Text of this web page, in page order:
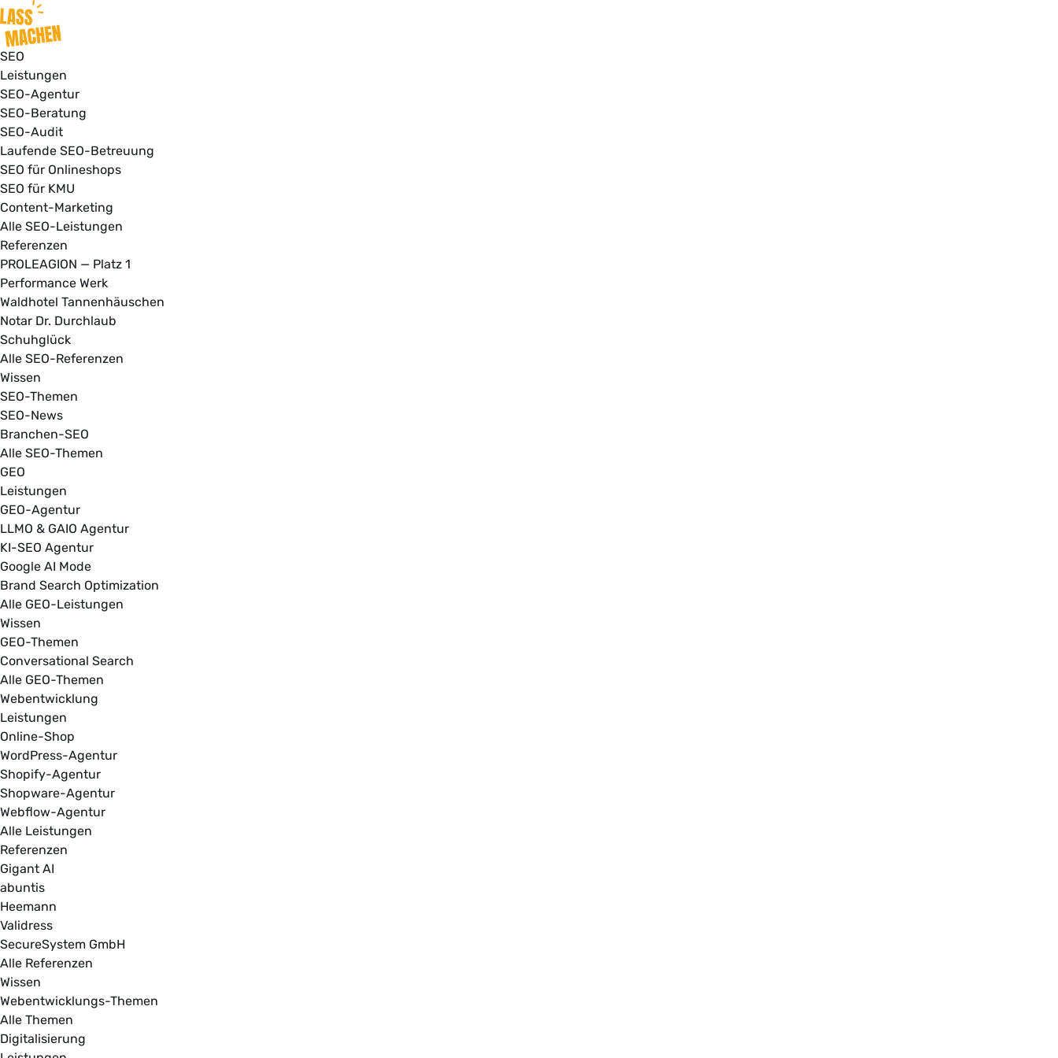
SEO
Leistungen
SEO-Agentur
SEO-Beratung
SEO-Audit
Laufende SEO-Betreuung
SEO für Onlineshops
SEO für KMU
Content-Marketing
Alle SEO-Leistungen
Referenzen
PROLEAGION — Platz 1
Performance Werk
Waldhotel Tannenhäuschen
Notar Dr. Durchlaub
Schuhglück
Alle SEO-Referenzen
Wissen
SEO-Themen
SEO-News
Branchen-SEO
Alle SEO-Themen
GEO
Leistungen
GEO-Agentur
LLMO & GAIO Agentur
KI-SEO Agentur
Google AI Mode
Brand Search Optimization
Alle GEO-Leistungen
Wissen
GEO-Themen
Conversational Search
Alle GEO-Themen
Webentwicklung
Leistungen
Online-Shop
WordPress-Agentur
Shopify-Agentur
Shopware-Agentur
Webflow-Agentur
Alle Leistungen
Referenzen
Gigant AI
abuntis
Heemann
Validress
SecureSystem GmbH
Alle Referenzen
Wissen
Webentwicklungs-Themen
Alle Themen
Digitalisierung